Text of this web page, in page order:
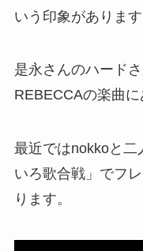
いう印象があります
是永さんのハード
REBECCAの楽曲に
最近ではnokkoと二
いろ歌合戦」でフ
ります。